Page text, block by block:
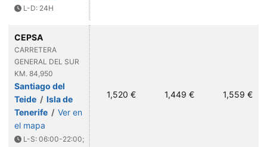
L-D: 24H
CEPSA
CARRETERA
GENERAL DEL SUR
KM. 84,950
Santiago del
Teide / Isla de
Tenerife / Ver en
el mapa
L-S: 06:00-22:00;
1,520 € 1,449 € 1,559 €